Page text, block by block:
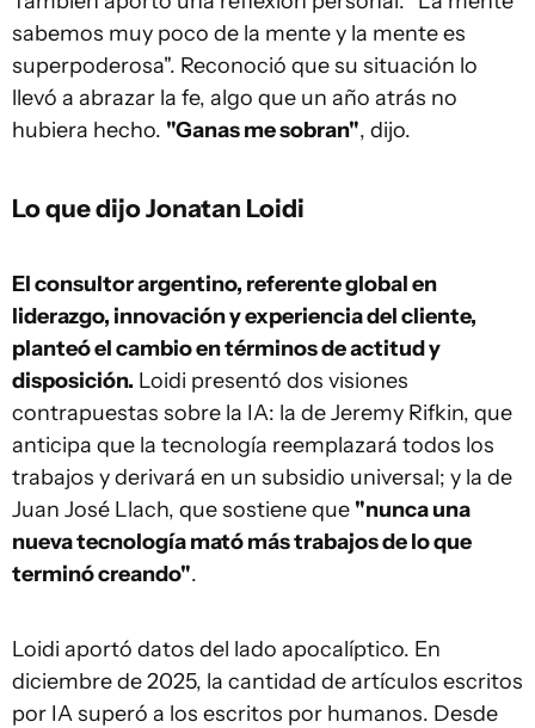
sabemos muy poco de la mente y la mente es
superpoderosa". Reconoció que su situación lo
llevó a abrazar la fe, algo que un año atrás no
hubiera hecho. "Ganas me sobran", dijo.
Lo que dijo Jonatan Loidi
El consultor argentino, referente global en
liderazgo, innovación y experiencia del cliente,
planteó el cambio en términos de actitud y
disposición. Loidi presentó dos visiones
contrapuestas sobre la IA: la de Jeremy Rifkin, que
anticipa que la tecnología reemplazará todos los
trabajos y derivará en un subsidio universal; y la de
Juan José Llach, que sostiene que "nunca una
nueva tecnología mató más trabajos de lo que
terminó creando".
Loidi aportó datos del lado apocalíptico. En
diciembre de 2025, la cantidad de artículos escritos
por IA superó a los escritos por humanos. Desde